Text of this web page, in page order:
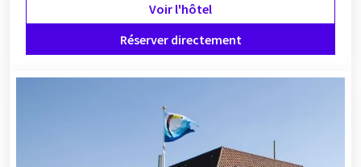
Voir l'hôtel
Réserver directement